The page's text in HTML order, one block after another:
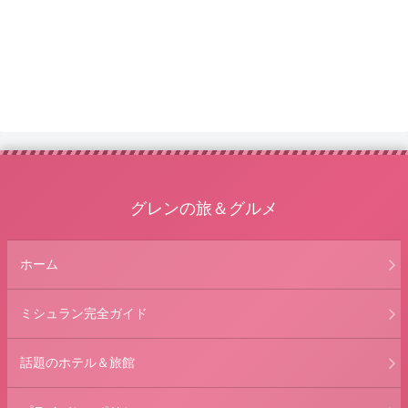
グレンの旅＆グルメ
ホーム
ミシュラン完全ガイド
話題のホテル＆旅館